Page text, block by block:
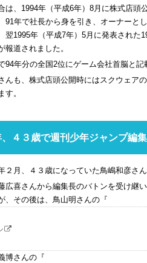
は、1994年（平成6年）8月に株式店頭
91年で社長から身を引き、オーナーと
翌1995年（平成7年）5月に発表され
報道されました。
94年分の全国2位にゲーム会社首脳と記
んも、株式店頭公開時にはスクウェア
す。
、４３歳で週刊少年ジャンプ編
２月、４３歳になっていた鳥嶋和彦さ
広喜さんから編集長のバトンを受け継
、その後は、鳥山明さんの『
博さんの『